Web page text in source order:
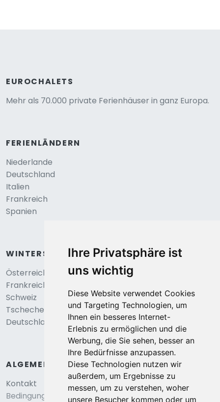
Ihre Privatsphäre ist
uns wichtig
Diese Website verwendet Cookies
und Targeting Technologien, um
Ihnen ein besseres Internet-
Erlebnis zu ermöglichen und die
Werbung, die Sie sehen, besser an
Ihre Bedürfnisse anzupassen.
Diese Technologien nutzen wir
außerdem, um Ergebnisse zu
messen, um zu verstehen, woher
unsere Besucher kommen oder um
EUROCHALETS
Mehr als 70.000 private Ferienhäuser in ganz Europa.
FERIENLÄNDERN
Niederlande
Deutschland
Italien
Frankreich
Spanien
WINTERSPORT
Österreich
Frankreich
Schweiz
Tschechei
Deutschland
ALGEMEIN
Kontakt
Bedingungen und konditionen